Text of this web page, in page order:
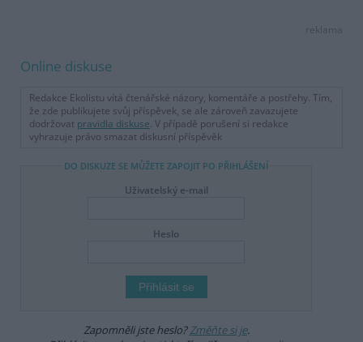
reklama
Online diskuse
Redakce Ekolistu vítá čtenářské názory, komentáře a postřehy. Tím,
že zde publikujete svůj příspěvek, se ale zároveň zavazujete
dodržovat pravidla diskuse. V případě porušení si redakce
vyhrazuje právo smazat diskusní příspěvěk
DO DISKUZE SE MŮŽETE ZAPOJIT PO PŘIHLÁŠENÍ
Uživatelský e-mail
Heslo
Zapomněli jste heslo?Změňte si je.